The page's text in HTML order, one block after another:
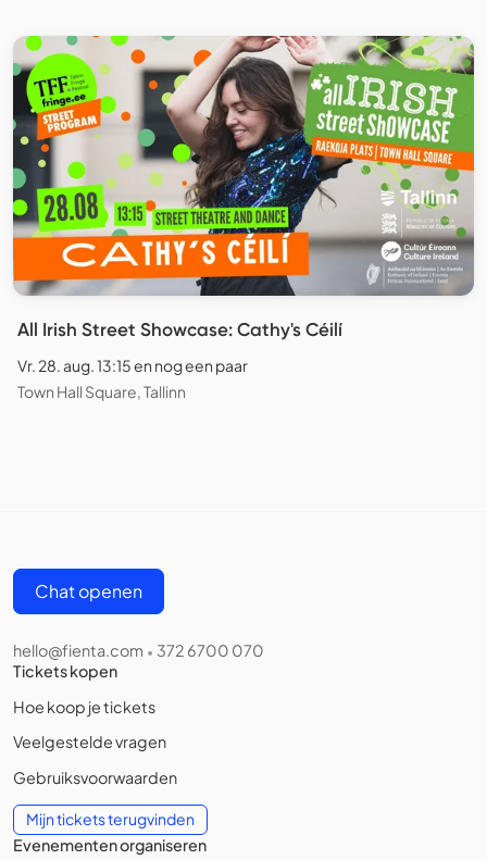
All Irish Street Showcase: Cathy's Céilí
Vr. 28. aug. 13:15 en nog een paar
Town Hall Square, Tallinn
Chat openen
hello@fienta.com • 372 6700 070
Tickets kopen
Hoe koop je tickets
Veelgestelde vragen
Gebruiksvoorwaarden
Mijn tickets terugvinden
Evenementen organiseren